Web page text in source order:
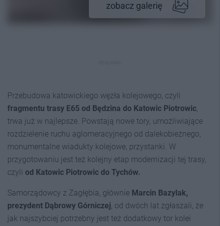
zobacz galerię
Przebudowa katowickiego węzła kolejowego, czyli
fragmentu trasy E65 od Będzina do Katowic Piotrowic,
trwa już w najlepsze. Powstają nowe tory, umożliwiające
rozdzielenie ruchu aglomeracyjnego od dalekobieżnego,
monumentalne wiadukty kolejowe, przystanki. W
przygotowaniu jest też kolejny etap modernizacji tej trasy,
czyli od Katowic Piotrowic do Tychów.
Samorządowcy z Zagłębia, głównie Marcin Bazylak,
prezydent Dąbrowy Górniczej, od dwóch lat zgłaszali, że
jak najszybciej potrzebny jest też dodatkowy tor kolei